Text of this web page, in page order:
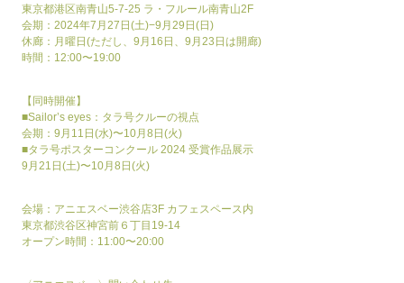
東京都港区南青山5-7-25 ラ・フルール南青山2F
会期：2024年7月27日(土)−9月29日(日)
休廊：月曜日(ただし、9月16日、9月23日は開廊)
時間：12:00〜19:00
【同時開催】
■Sailor’s eyes：タラ号クルーの視点
会期：9月11日(水)〜10月8日(火)
■タラ号ポスターコンクール 2024 受賞作品展示
9月21日(土)〜10月8日(火)
会場：アニエスベー渋谷店3F カフェスペース内
東京都渋谷区神宮前６丁目19-14
オープン時間：11:00〜20:00